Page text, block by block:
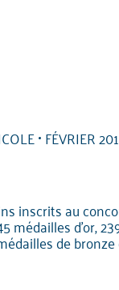
FÉVRIER
inscrits au
médailles d’or,
de